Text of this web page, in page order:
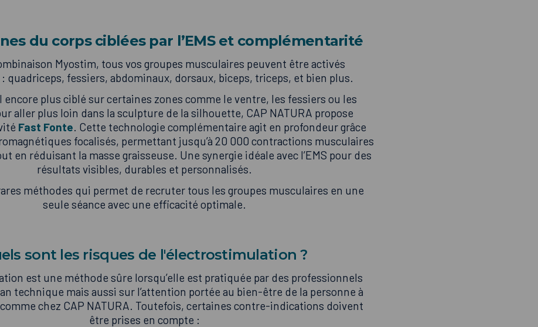
du corps ciblées par l’EMS et complémentarité
Myostim, tous vos groupes musculaires peuvent être activés
quadriceps, fessiers, abdominaux, dorsaux, biceps, triceps, et bien plus.
encore plus ciblé sur certaines zones comme le ventre, les fessiers ou les
aller plus loin dans la sculpture de la silhouette, CAP NATURA propose
Fast Fonte. Cette technologie complémentaire agit en profondeur grâce
focalisés, permettant jusqu’à 20 000 contractions musculaires
en réduisant la masse graisseuse. Une synergie idéale avec l’EMS pour des
résultats visibles, durables et personnalisés.
rares méthodes qui permet de recruter tous les groupes musculaires en une
seule séance avec une efficacité optimale.
sont les risques de l'électrostimulation ?
est une méthode sûre lorsqu’elle est pratiquée par des professionnels
technique mais aussi sur l’attention portée au bien-être de la personne à
chez CAP NATURA. Toutefois, certaines contre-indications doivent
être prises en compte :